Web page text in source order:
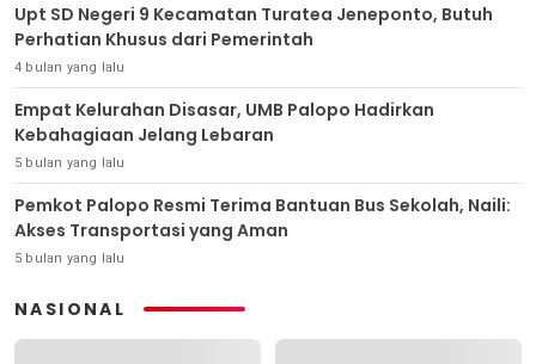
Upt SD Negeri 9 Kecamatan Turatea Jeneponto, Butuh
Perhatian Khusus dari Pemerintah
4 bulan yang lalu
Empat Kelurahan Disasar, UMB Palopo Hadirkan
Kebahagiaan Jelang Lebaran
5 bulan yang lalu
Pemkot Palopo Resmi Terima Bantuan Bus Sekolah, Naili:
Akses Transportasi yang Aman
5 bulan yang lalu
NASIONAL